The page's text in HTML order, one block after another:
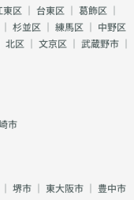
東区 ｜ 台東区 ｜ 葛飾区 ｜
｜ 杉並区 ｜ 練馬区 ｜ 中野区
北区 ｜ 文京区 ｜ 武蔵野市 ｜
市
｜ 堺市 ｜ 東大阪市 ｜ 豊中市